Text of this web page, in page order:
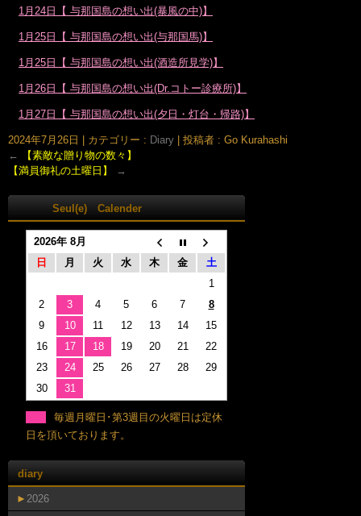
1月24日【 与那国島の想い出(暴風の中)】
1月25日【 与那国島の想い出(与那国馬)】
1月25日【 与那国島の想い出(酒造所見学)】
1月26日【 与那国島の想い出(Dr.コトー診療所)】
1月27日【 与那国島の想い出(夕日・灯台・帰路)】
2024年7月26日 カテゴリー : Diary
投稿者 : Go Kurahashi
←
【素敵な贈り物の数々】
【満員御礼の土曜日】
→
Seul(e) Calender
2026年 8月
日
月 火 水 木 金
土
1
2
3 4 5 6 7
8
9
10 11 12 13 14
15
16
17 18 19 20 21
22
23
24 25 26 27 28
29
30
31
毎週月曜日･第3週目の火曜日は定休
日を頂いております。
diary
► 2026